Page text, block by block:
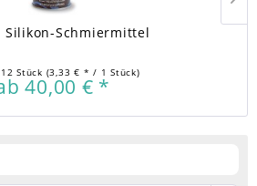
Silikon-Schmiermittel
12 Stück (3,33 € * / 1 Stück)
40,00 € *